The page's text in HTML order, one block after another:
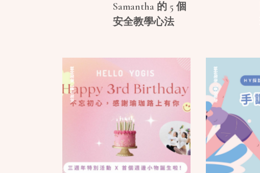
Samantha 的 5 個
安全教學心法
瑜珈企劃
瑜珈特輯
瑜珈企劃
瑜珈特輯